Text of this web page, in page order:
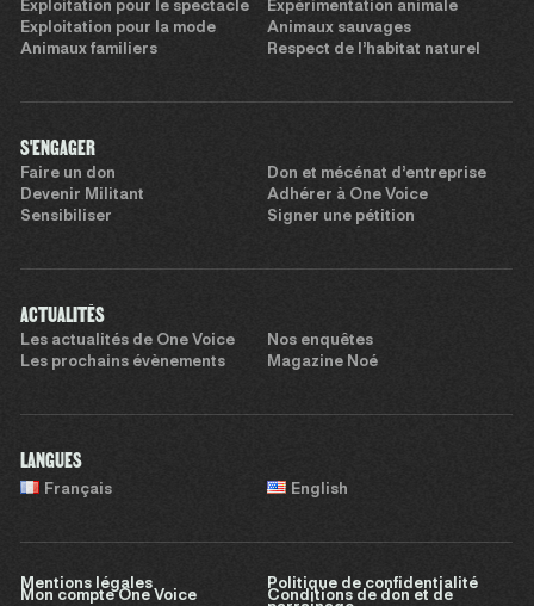
Exploitation pour le spectacle
Expérimentation animale
Exploitation pour la mode
Animaux sauvages
Animaux familiers
Respect de l’habitat naturel
S'ENGAGER
Faire un don
Don et mécénat d’entreprise
Devenir Militant
Adhérer à One Voice
Sensibiliser
Signer une pétition
ACTUALITÉS
Les actualités de One Voice
Nos enquêtes
Les prochains évènements
Magazine Noé
LANGUES
Français English
Mentions légales
Politique de confidentialité
Mon compte One Voice
Conditions de don et de